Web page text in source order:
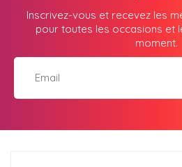
Inscrivez-vous et recevez les
pour toutes les occasions et
moment.